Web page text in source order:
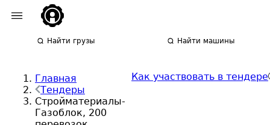
Найти грузы Найти машины
Главная
Тендеры
Стройматериалы-
Газоблок, 200
Как участвовать в тендере